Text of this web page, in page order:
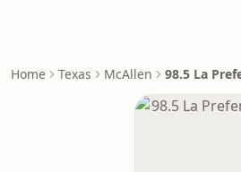
Home Texas McAllen 98.5 La